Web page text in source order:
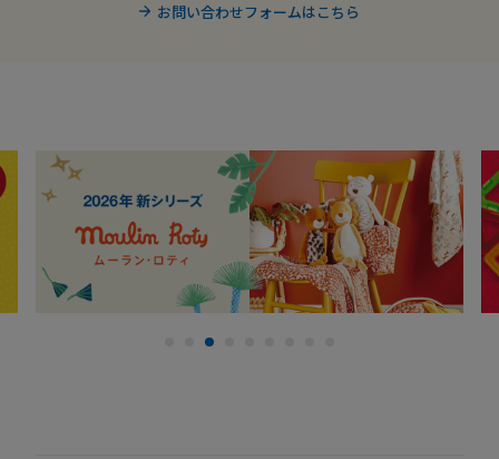
お問い合わせフォームはこちら